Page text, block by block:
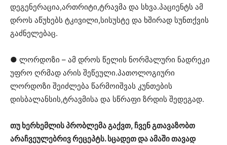
დეგენერაცია,ართრიტი,ტრავმა და სხვა.პაციენტს ამ
დროს აწუხებს ტკივილი,სისუსტე და ხშირად სუნთქვის
გაძნელებაც.
● ლორდოზი – ამ დროს წელის ნორმალური ნადრეკი
უფრო ღრმად არის შეწეული.პათოლოგიური
ლორდოზი შეიძლება წარმოიშვას კუნთების
დისბალანსის,ტრავმისა და სწრაფი ზრდის შედეგად.
თუ ხერხემლის პრობლემა გაქვთ, ჩვენ გთავაზობთ
არაჩვეულებრივ რეცეპტს. სცადეთ და ამაში თავად